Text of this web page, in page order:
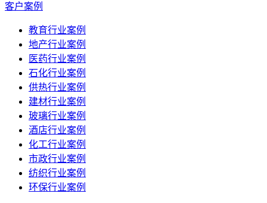
客户案例
教育行业案例
地产行业案例
医药行业案例
石化行业案例
供热行业案例
建材行业案例
玻璃行业案例
酒店行业案例
化工行业案例
市政行业案例
纺织行业案例
环保行业案例